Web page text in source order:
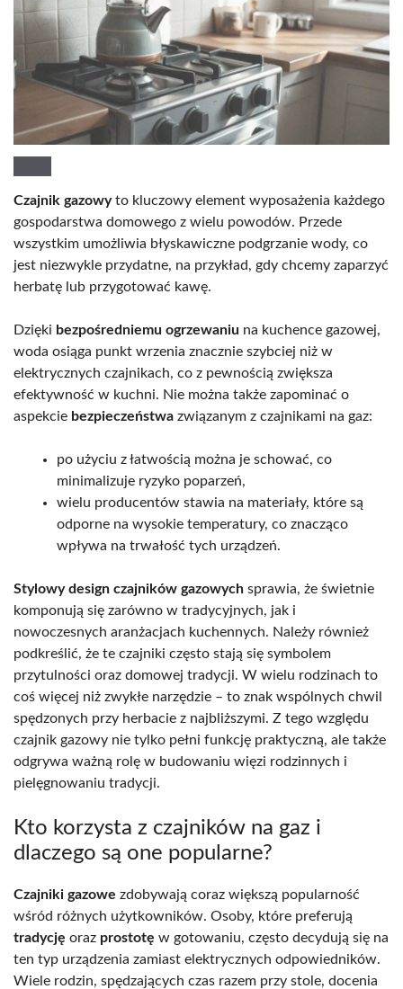
Czajnik gazowyto kluczowy element wyposażenia każdego
gospodarstwa domowego z wielu powodów. Przede
wszystkim umożliwia błyskawiczne podgrzanie wody, co
jest niezwykle przydatne, na przykład, gdy chcemy zaparzyć
herbatę lub przygotować kawę.
Dzięki bezpośredniemu ogrzewaniu na kuchence gazowej,
woda osiąga punkt wrzenia znacznie szybciej niż w
elektrycznych czajnikach, co z pewnością zwiększa
efektywność w kuchni. Nie można także zapominać o
aspekcie bezpieczeństwa związanym z czajnikami na gaz:
po użyciu z łatwością można je schować, co
minimalizuje ryzyko poparzeń,
wielu producentów stawia na materiały, które są
odporne na wysokie temperatury, co znacząco
wpływa na trwałość tych urządzeń.
Stylowy design czajników gazowych sprawia, że świetnie
komponują się zarówno w tradycyjnych, jak i
nowoczesnych aranżacjach kuchennych. Należy również
podkreślić, że te czajniki często stają się symbolem
przytulności oraz domowej tradycji. W wielu rodzinach to
coś więcej niż zwykłe narzędzie – to znak wspólnych chwil
spędzonych przy herbacie z najbliższymi. Z tego względu
czajnik gazowy nie tylko pełni funkcję praktyczną, ale także
odgrywa ważną rolę w budowaniu więzi rodzinnych i
pielęgnowaniu tradycji.
Kto korzysta z czajników na gaz i
dlaczego są one popularne?
Czajniki gazowe zdobywają coraz większą popularność
wśród różnych użytkowników. Osoby, które preferują
tradycję oraz prostotę w gotowaniu, często decydują się na
ten typ urządzenia zamiast elektrycznych odpowiedników.
Wiele rodzin, spędzających czas razem przy stole, docenia